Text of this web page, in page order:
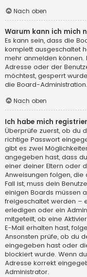
Nach oben
Warum kann ich mich
Es kann sein, dass die
komplett ausgeschaltet
mehr anmelden können.
Adresse oder der
möchtest, gesperrt
die Board-Administration.
Nach oben
Ich habe mich
Überprüfe zuerst, ob du
richtige Passwort
gibt es zwei
angegeben hast, dass
einer deiner Eltern oder
Anweisungen folgen,
Fall ist, muss dein
einigen Boards müssen
freigeschaltet werden –
erledigen oder ein
mitgeteilt, ob eine
E-Mail erhalten hast,
Ansonsten prüfe, ob du
eingegeben hast oder
blockiert wurde. Wenn
Adresse korrekt
Administrator.